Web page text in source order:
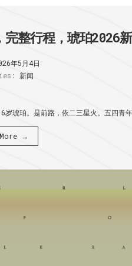
完整行程，琥珀2026
年5月4日
新闻
岁琥珀。是前路，依二三星火。五四
→